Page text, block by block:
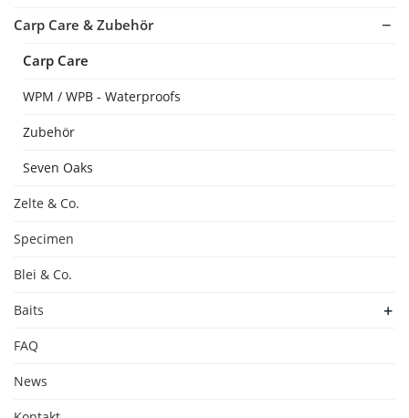
Carp Care & Zubehör
Carp Care
WPM / WPB - Waterproofs
Zubehör
Seven Oaks
Zelte & Co.
Specimen
Blei & Co.
Baits
FAQ
News